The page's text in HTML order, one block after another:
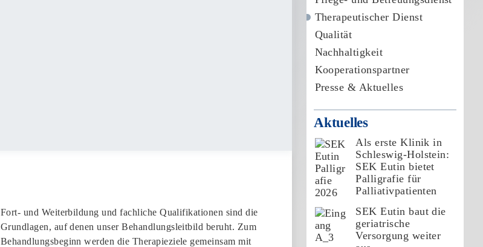
Fort- und Weiterbildung und fachliche Qualifikationen sind die
Grundlagen, auf denen unser Behandlungsleitbild beruht. Zum
Behandlungsbeginn werden die Therapieziele gemeinsam mit
Therapeutischer Dienst
Qualität
Nachhaltigkeit
Kooperationspartner
Presse & Aktuelles
Aktuelles
Als erste Klinik in
Schleswig-Holstein:
SEK Eutin bietet
Palligrafie für
Palliativpatienten
SEK Eutin baut die
geriatrische
Versorgung weiter